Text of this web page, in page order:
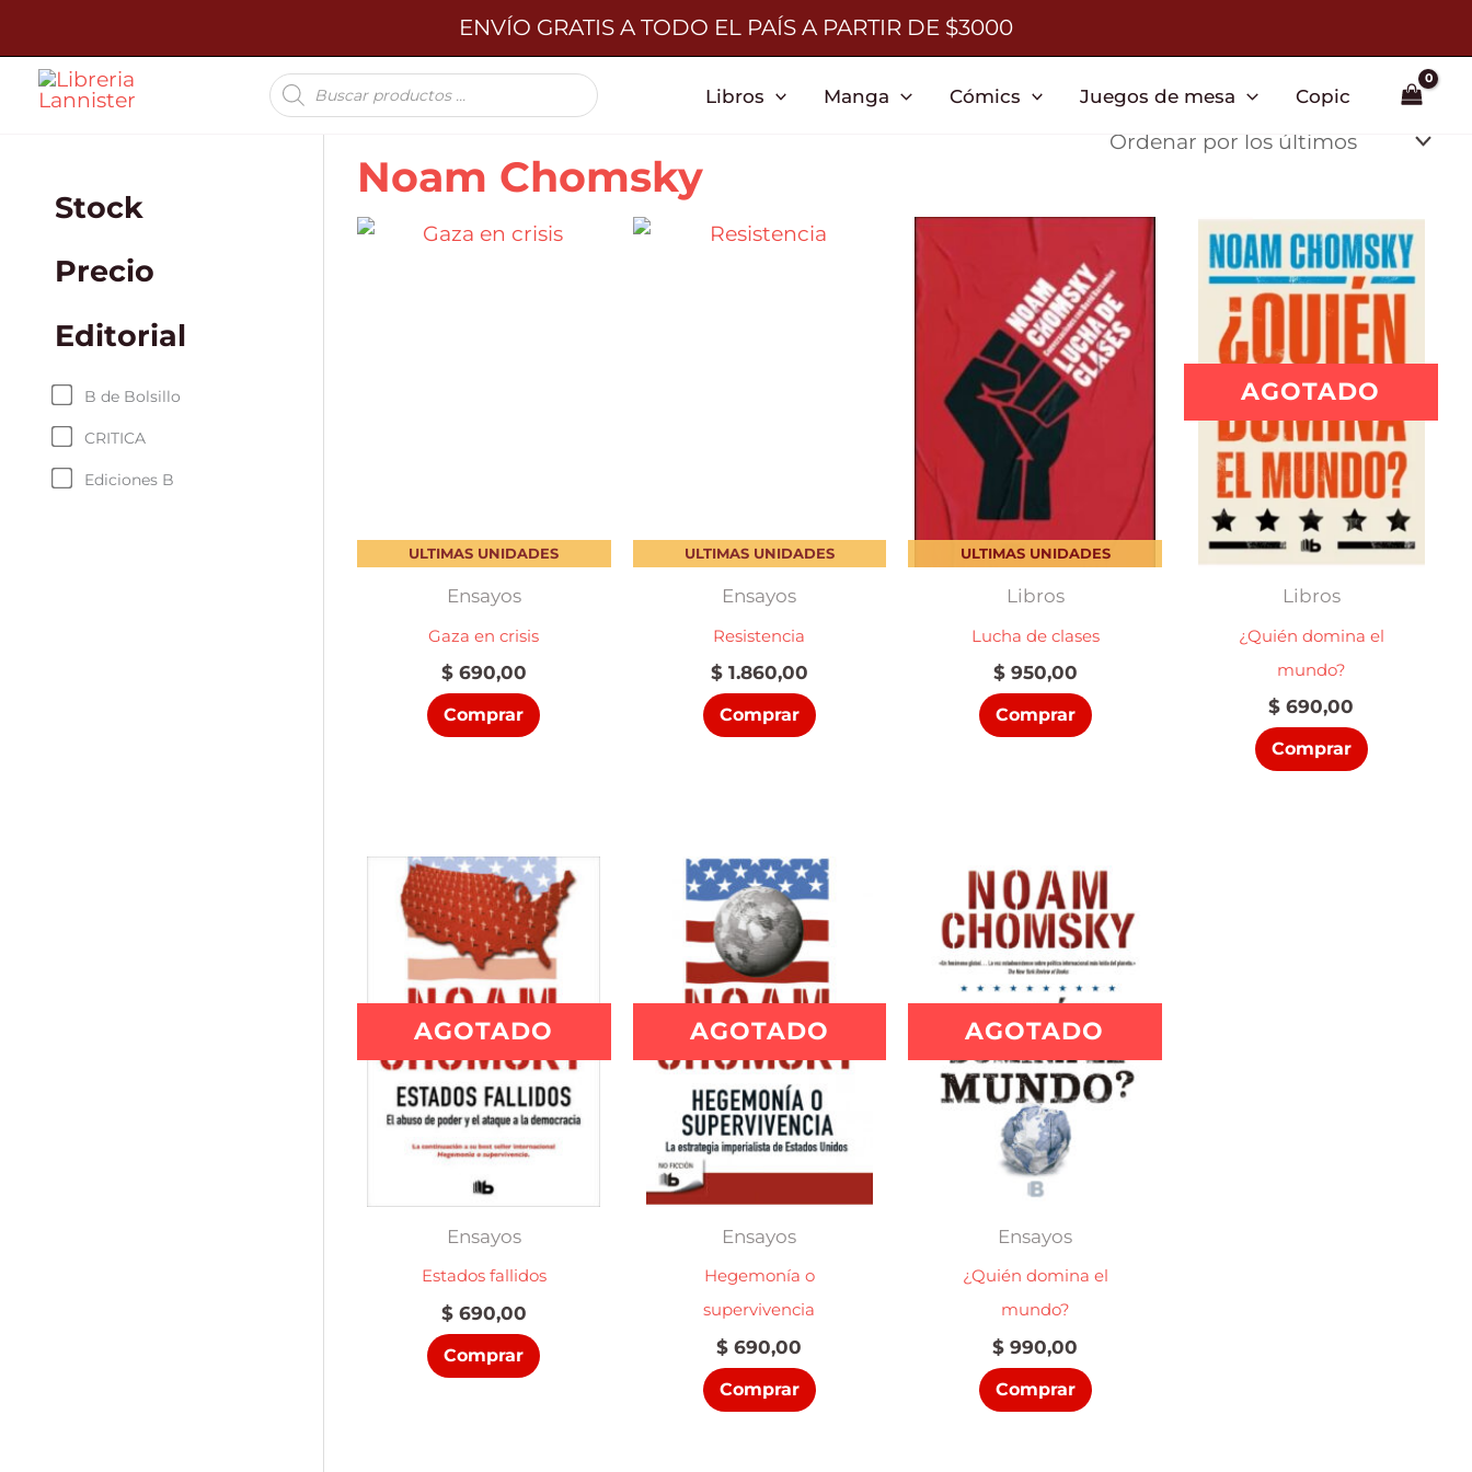
al
contenido
ENVÍO GRATIS A TODO EL PAÍS A PARTIR DE $3000
Búsqueda
de
productos
Libros Manga Cómics Juegos de mesa Copic
Stock
Precio
Editorial
B de Bolsillo
CRITICA
Ediciones B
Noam Chomsky
ULTIMAS UNIDADES
Ensayos
Gaza en crisis
$690,00
Comprar
ULTIMAS UNIDADES
Ensayos
Resistencia
$1.860,00
Comprar
ULTIMAS UNIDADES
Libros
Lucha de clases
$950,00
Comprar
AGOTADO
Libros
¿Quién domina el
mundo?
$ 690,00
Comprar
AGOTADO
Ensayos
Estados fallidos
$690,00
Comprar
AGOTADO
Ensayos
Hegemonía o
supervivencia
$ 690,00
Comprar
AGOTADO
Ensayos
¿Quién domina el
mundo?
$ 990,00
Comprar